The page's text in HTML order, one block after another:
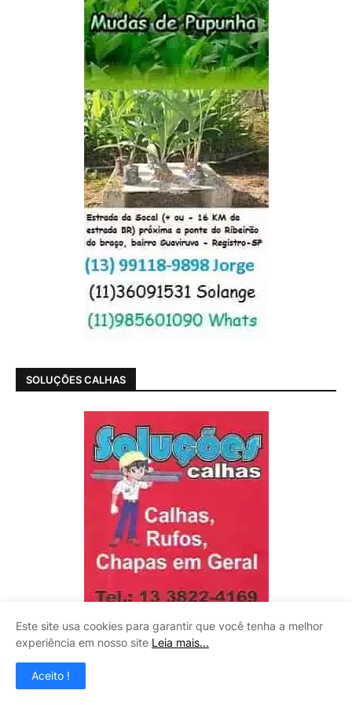
SOLUÇÕES CALHAS
Este site usa cookies para garantir que você tenha a melhor
experiência em nosso site Leia mais...
Aceito !